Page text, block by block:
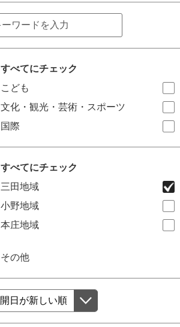
すべてにチェック
こども
文化・観光・芸術・スポーツ
国際
すべてにチェック
三田地域
小野地域
本庄地域
その他